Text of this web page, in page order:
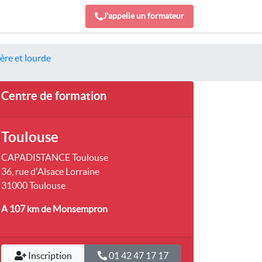
J'appelle un formateur
et lourde
Centre de formation
Toulouse
CAPADISTANCE Toulouse
36, rue d'Alsace Lorraine
31000 Toulouse
A 107 kmde Monsempron
Inscription 01 42 47 17 17